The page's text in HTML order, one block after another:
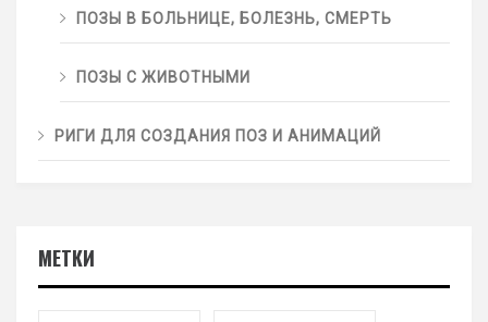
ПОЗЫ В БОЛЬНИЦЕ, БОЛЕЗНЬ, СМЕРТЬ
ПОЗЫ С ЖИВОТНЫМИ
РИГИ ДЛЯ СОЗДАНИЯ ПОЗ И АНИМАЦИЙ
МЕТКИ